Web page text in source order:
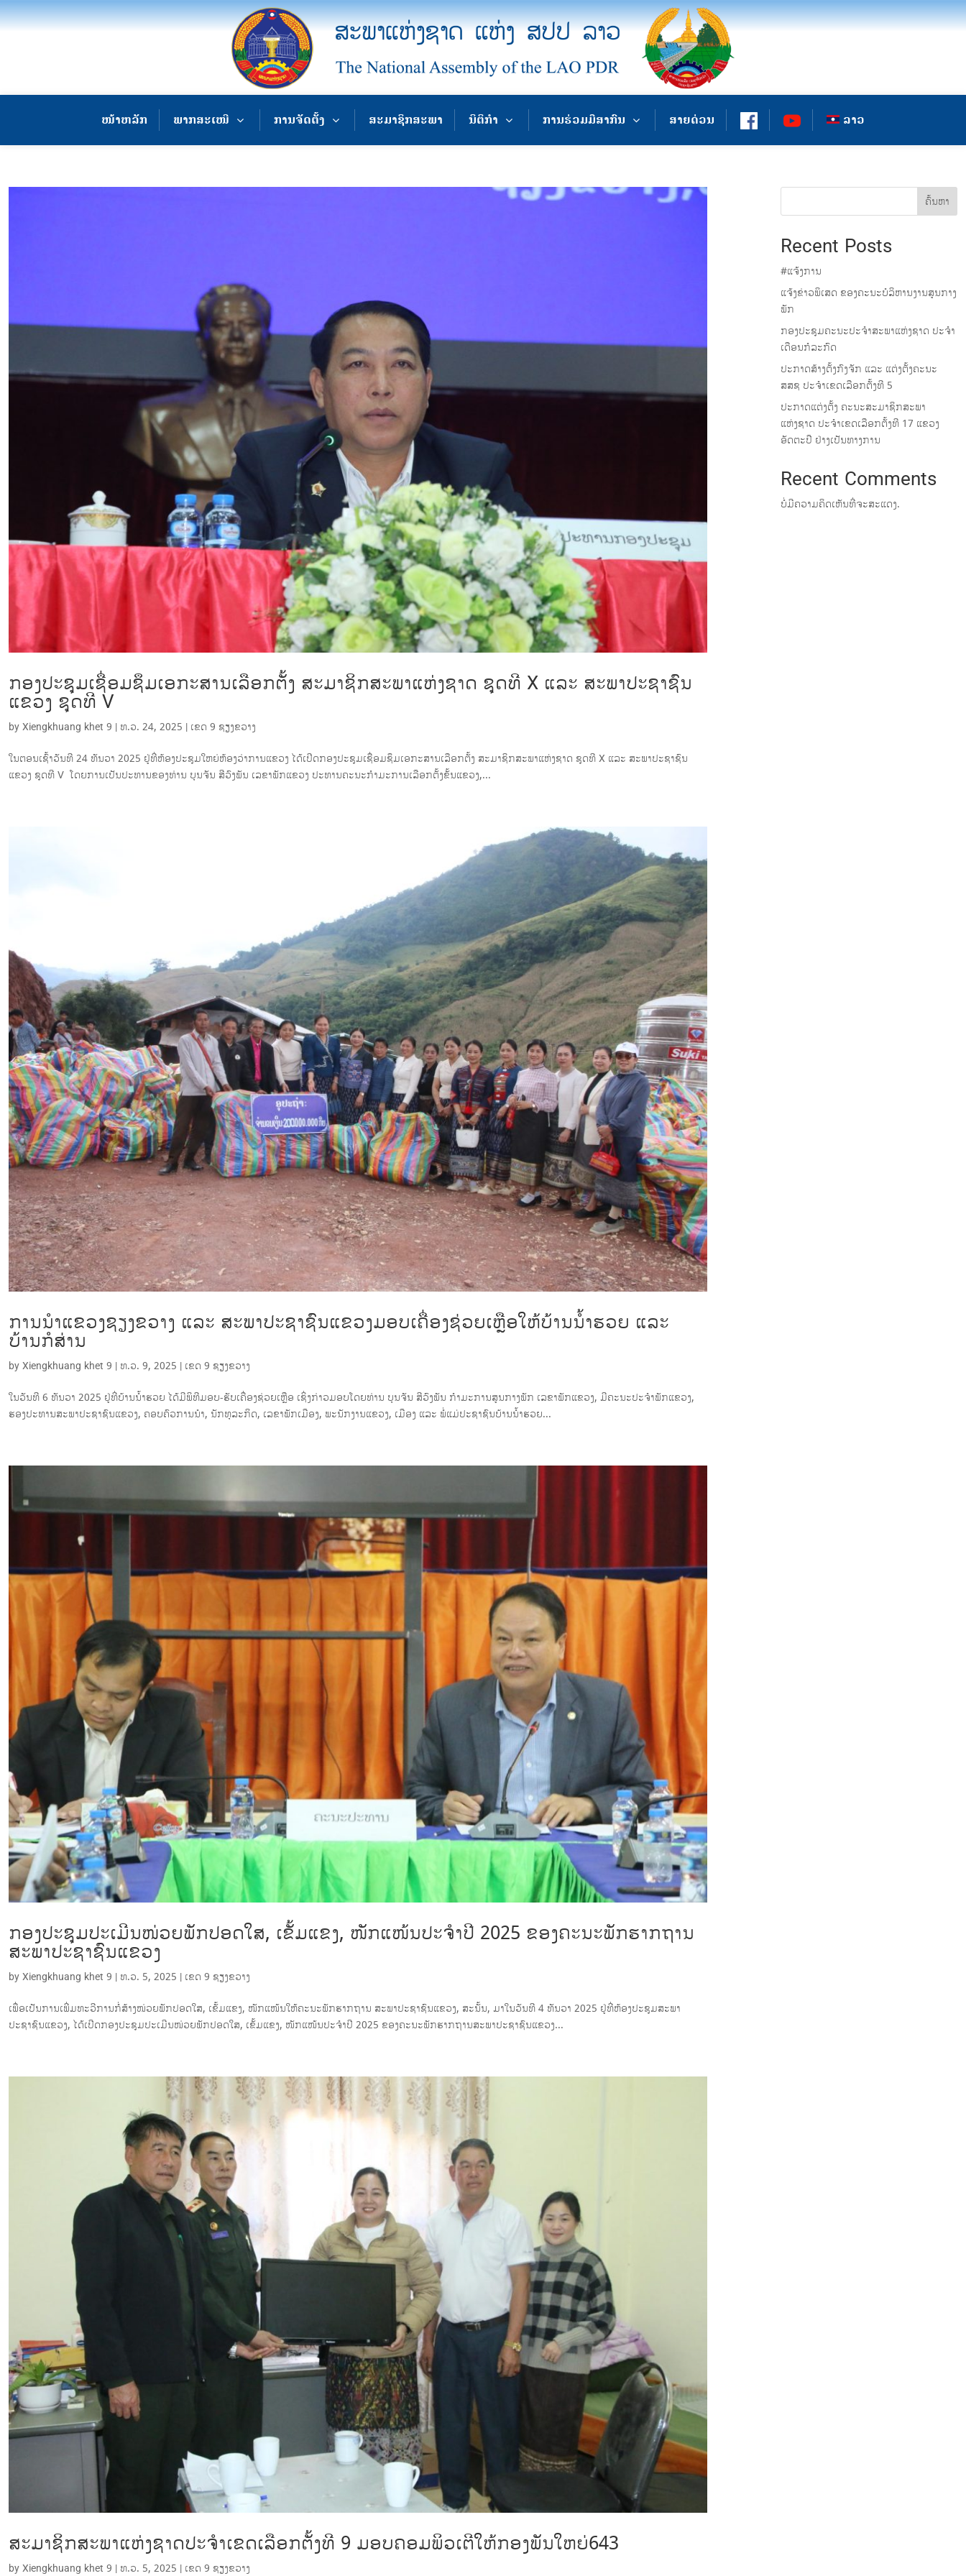
ໜ້າຫລັກ ພາກສະເໜີ ການຈັດຕັ້ງ ສະມາຊິກສະພາ ນິຕິກຳ ການຮ່ວມມືສາກົນ ສາຍດ່ວນ ລາວ
ກອງປະຊຸມເຊື່ອມຊຶມເອກະສານເລືອກຕັ້ງ ສະມາຊິກສະພາແຫ່ງຊາດ ຊຸດທີ X ແລະ ສະພາປະຊາຊົນ
ແຂວງ ຊຸດທີ V
by Xiengkhuang khet 9 | ທ.ວ. 24, 2025 | ເຂດ 9 ຊຽງ​ຂວາງ
ໃນຕອນເຊົ້າວັນທີ 24 ທັນວາ 2025 ຢູ່ທີ່ຫ້ອງປະຊຸມໃຫຍ່ຫ້ອງວ່າການແຂວງ ໄດ້ເປີດກອງປະຊຸມເຊື່ອມຊຶມເອກະສານເລືອກຕັ້ງ ສະມາຊິກສະພາແຫ່ງຊາດ ຊຸດທີ X ແລະ ສະພາປະຊາຊົນ
ແຂວງ ຊຸດທີ V ໂດຍການເປັນປະທານຂອງທ່ານ ບຸນຈັນ ສີວົງພັນ ເລຂາພັກແຂວງ ປະທານຄະນະກໍາມະການເລືອກຕັ້ງຂັ້ນແຂວງ,...
ການນຳແຂວງຊຽງຂວາງ ແລະ ສະພາປະຊາຊົນແຂວງມອບເຄື່ອງຊ່ວຍເຫຼືອໃຫ້ບ້ານນ້ຳຮວຍ ແລະ
ບ້ານກໍສ່ານ
by Xiengkhuang khet 9 | ທ.ວ. 9, 2025 | ເຂດ 9 ຊຽງ​ຂວາງ
ໃນວັນທີ 6 ທັນວາ 2025 ຢູ່ທີ່ບ້ານນ້ຳຮວຍ ໄດ້ມີພິທີມອບ-ຮັບເຄື່ອງຊ່ວຍເຫຼືອ ເຊິ່ງກ່າວມອບໂດຍທ່ານ ບຸນຈັນ ສີວົງພັນ ກຳມະການສູນກາງພັກ ເລຂາພັກແຂວງ, ມີຄະນະປະຈຳພັກແຂວງ,
ຮອງປະທານສະພາປະຊາຊົນແຂວງ, ຄອບຄົວການນຳ, ນັກທຸລະກິດ, ເລຂາພັກເມືອງ, ພະນັກງານແຂວງ, ເມືອງ ແລະ ພໍ່ແມ່ປະຊາຊົນບ້ານນ້ຳຮວຍ...
ກອງປະຊຸມປະເມີນໜ່ວຍພັກປອດໃສ, ເຂັ້ມແຂງ, ໜັກແໜ້ນປະຈໍາປີ 2025 ຂອງຄະນະພັກຮາກຖານ
ສະພາປະຊາຊົນແຂວງ
by Xiengkhuang khet 9 | ທ.ວ. 5, 2025 | ເຂດ 9 ຊຽງ​ຂວາງ
ເພື່ອເປັນການເພີ່ມທະວີການກໍ່ສ້າງໜ່ວຍພັກປອດໃສ, ເຂັ້ມແຂງ, ໜັກແໜ້ນໃຫ້ຄະນະພັກຮາກຖານ ສະພາປະຊາຊົນແຂວງ, ສະນັ້ນ,​ ມາໃນວັນທີ 4 ທັນວາ 2025 ຢູ່ທີ່ຫ້ອງປະຊຸມສະພາ
ປະຊາຊົນແຂວງ, ໄດ້ເປີດກອງປະຊຸມປະເມີນໜ່ວຍພັກປອດໃສ, ເຂັ້ມແຂງ, ໜັກແໜ້ນປະຈໍາປີ 2025 ຂອງຄະນະພັກຮາກຖານສະພາປະຊາຊົນແຂວງ...
ສະມາຊິກສະພາແຫ່ງຊາດປະຈໍາເຂດເລືອກຕັ້ງທີ 9 ມອບຄອມພິວເຕີໃຫ້ກອງພັນໃຫຍ່643
by Xiengkhuang khet 9 | ທ.ວ. 5, 2025 | ເຂດ 9 ຊຽງ​ຂວາງ
ຄົ້ນຫາ
Recent Posts
#ແຈ້ງການ
ແຈ້ງຂ່າວພິເສດ ຂອງຄະນະບໍລິຫານງານສູນກາງ
ພັກ
‎ກອງປະຊຸມຄະນະປະຈຳສະພາແຫ່ງຊາດ ປະຈຳ
ເດືອນກໍລະກົດ
ປະກາດສ້າງຕັ້ງກົງຈັກ ແລະ ແຕ່ງຕັ້ງຄະນະ
ສສຊ ປະຈໍາເຂດເລືອກຕັ້ງທີ 5
ປະກາດແຕ່ງຕັ້ງ ຄະນະສະມາຊິກສະພາ
ແຫ່ງຊາດ ປະຈຳເຂດເລືອກຕັ້ງທີ 17 ແຂວງ
ອັດຕະປື ຢ່າງເປັນທາງການ
Recent Comments
ບໍ່ມີຄວາມຄິດເຫັນທີ່ຈະສະແດງ.